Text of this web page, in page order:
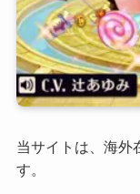
当サイトは、海外
す。